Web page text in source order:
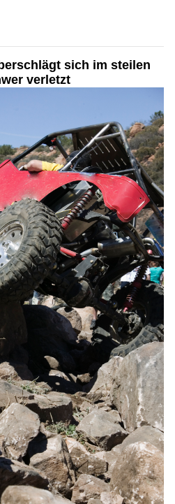
sich im steilen
verletzt